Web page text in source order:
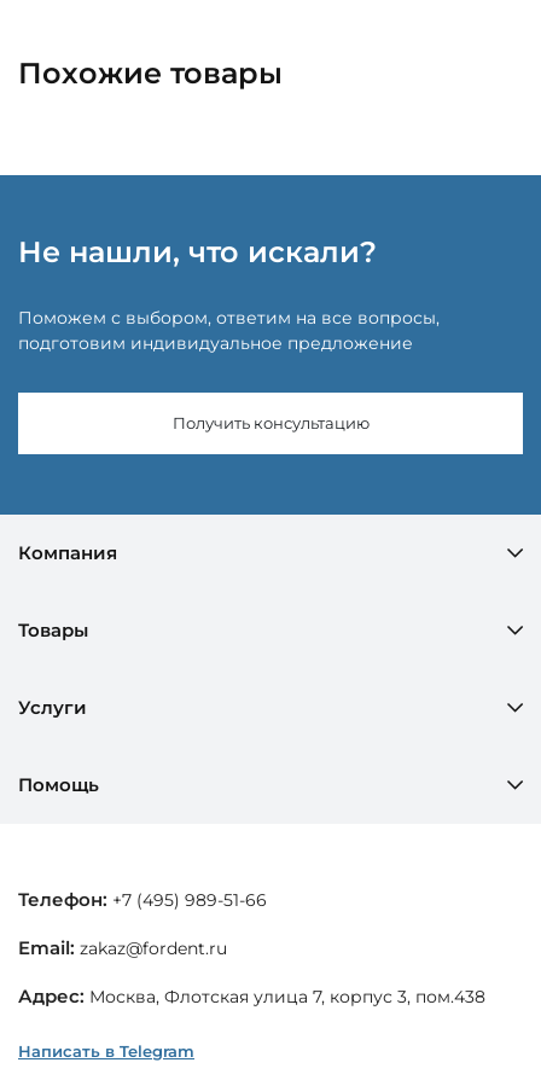
Похожие товары
Не нашли, что искали?
Поможем с выбором, ответим на все вопросы,
подготовим индивидуальное предложение
Получить консультацию
Компания
Товары
Услуги
Помощь
Телефон: +7 (495) 989-51-66
Email: zakaz@fordent.ru
Адрес: Москва, Флотская улица 7, корпус 3, пом.438
Написать в Telegram